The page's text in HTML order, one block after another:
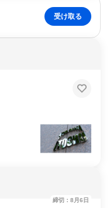
受け取る
締切：8月6日